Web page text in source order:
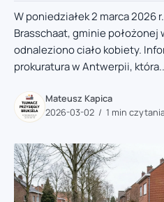
W poniedziałek 2 marca 2026
Brasschaat, gminie
odnaleziono ciało kobiety.
prokuratura w Antwerpii,
Mateusz Kapica
2026-03-02
1 min